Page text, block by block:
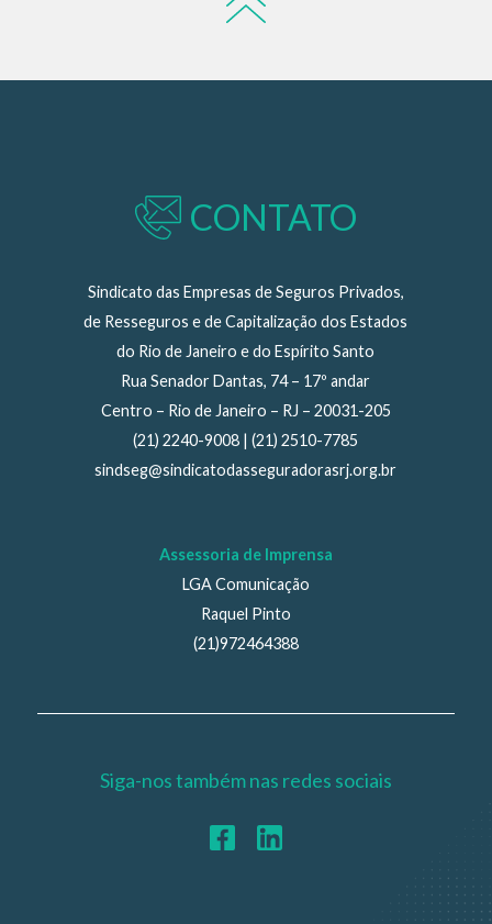
CONTATO
Sindicato das Empresas de Seguros Privados,
de Resseguros e de Capitalização dos Estados
do Rio de Janeiro e do Espírito Santo
Rua Senador Dantas, 74 – 17º andar
Centro – Rio de Janeiro – RJ – 20031-205
(21) 2240-9008 | (21) 2510-7785
sindseg@sindicatodasseguradorasrj.org.br
Assessoria de Imprensa
LGA Comunicação
Raquel Pinto
(21)972464388
Siga-nos também nas redes sociais